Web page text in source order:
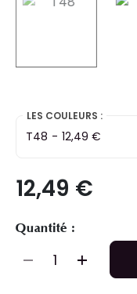
selected
LES COULEURS :
T48 - 12,49 €
12,49 €
Quantité :